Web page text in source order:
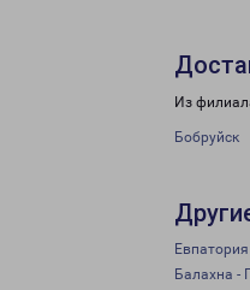
Из
Бобруйск
Балахна -